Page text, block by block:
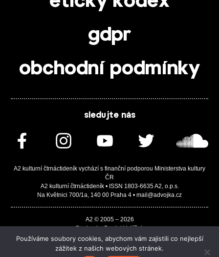
gdpr
obchodní podmínky
sledujte nás
A2 kulturní čtrnáctideník vychází s finanční podporou Ministerstva kultury
ČR
A2 kulturní čtrnáctideník • ISSN 1803-6635 A2, o.p.s.
Na Květnici 700/1a, 140 00 Praha 4 • mail@advojka.cz
A2 © 2005 – 2026
Design by Daniel Vojtíšek
Built by JASA-IT & ChSoft
Používáme soubory cookies, abychom vám zajistili co nejlepší
zážitek z našich webových stránek.